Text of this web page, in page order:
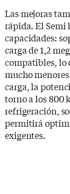
Las mejoras
rápida. El Semi
capacidades:
carga de 1,2
compatibles, lo
mucho
carga, la
torno a los 800
refrigeración,
permitirá
exigentes.